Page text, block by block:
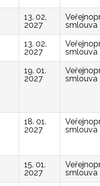
13. 02.
2027
smlouva
13. 02.
2027
smlouva
19. 01.
2027
smlouva
18. 01.
2027
smlouva
15. 01.
2027
smlouva